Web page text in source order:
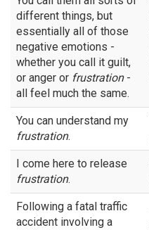
different things, but
essentially all of those
negative emotions -
whether you call it guilt,
or anger or frustration-
all feel much the same.
You can understand my
frustration.
I come here to release
frustration.
Following a fatal traffic
accident involving a